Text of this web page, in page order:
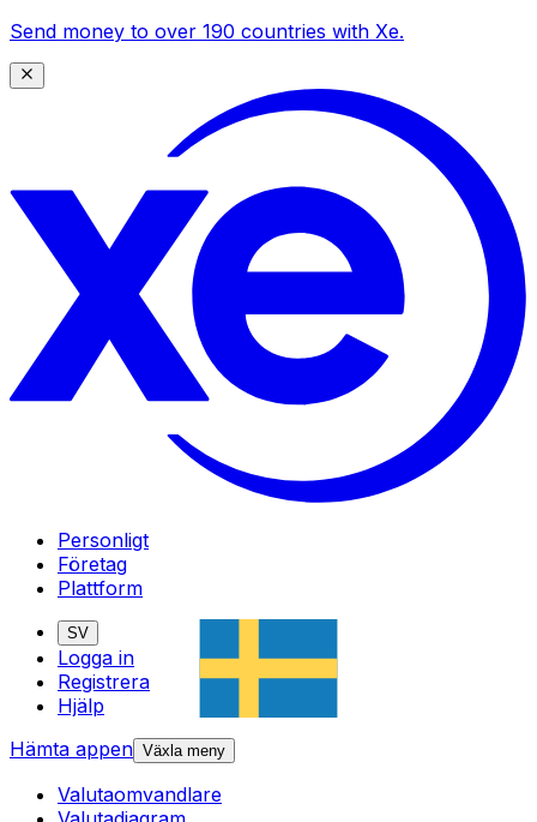
Send money to over 190 countries with Xe.
Personligt
Företag
Plattform
SV
Logga in
Registrera
Hjälp
Hämta appen Växla meny
Valutaomvandlare